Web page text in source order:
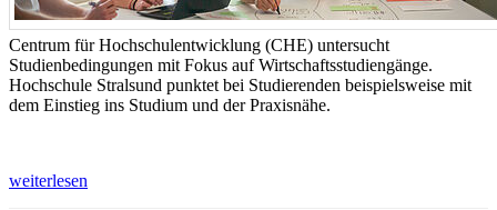
Centrum für Hochschulentwicklung (CHE) untersucht
Studienbedingungen mit Fokus auf Wirtschaftsstudiengänge.
Hochschule Stralsund punktet bei Studierenden beispielsweise mit
dem Einstieg ins Studium und der Praxisnähe.
weiterlesen